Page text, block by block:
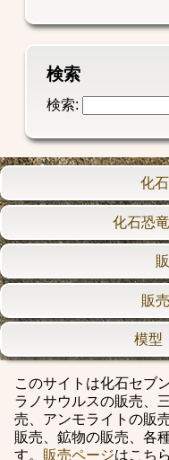
検索
検索:
化
化石恐
販
模型
このサイトは化石セブ
ラノサウルスの販売、
売、アンモライトの販
販売、鉱物の販売、各
す。 販売ページはこち